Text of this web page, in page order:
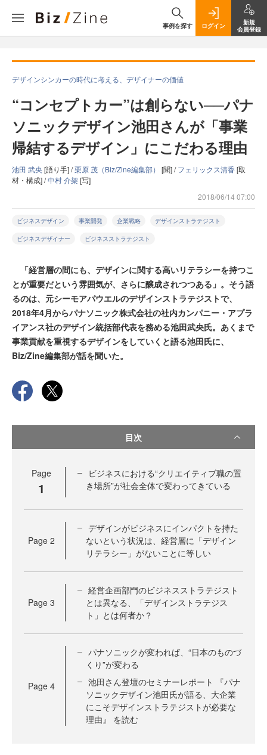
事例を探す ログイン
新規
会員登録
デザインシンカーの時代に考える、デザイナーの価値
“コンセプトカー”は創らない──パナ
ソニックデザイン池田さんが「事業
帰結するデザイン」にこだわる理由
池田 武央[語り手] /栗原 茂（Biz/Zine編集部） [聞] /フェリックス清香[取
材・構成] /中村 介架 [写]
2018/06/14 07:00
ビジネスデザイン 事業開発 企業戦略 デザインストラテジスト
ビジネスデザイナー ビジネスストラテジスト
「経営層の間にも、デザインに関する高いリテラシーを持つこ
とが重要だという雰囲気が、さらに醸成されつつある」。そう語
るのは、元シーモアパウエルのデザインストラテジストで、
2018年4月からパナソニック株式会社の社内カンパニー・アプラ
イアンス社のデザイン統括部代表を務める池田武央氏。あくまで
事業貢献を重視するデザインをしていくと語る池田氏に、
Biz/Zine編集部が話を聞いた。
目次
Page
1
ビジネスにおける“クリエイティブ職の置
き場所”が社会全体で変わってきている
Page 2
デザインがビジネスにインパクトを持た
ないという状況は、経営層に「デザイン
リテラシー」がないことに等しい
Page 3
経営企画部門のビジネスストラテジスト
とは異なる、「デザインストラテジス
ト」とは何者か？
Page 4
パナソニックが変われば、“日本のものづ
くり”が変わる
池田さん登壇のセミナーレポート 『パナ
ソニックデザイン池田氏が語る、大企業
にこそデザインストラテジストが必要な
理由』 を読む